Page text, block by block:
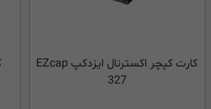
کارت کپچر اکسترنال ایزدکپ EZcap
327